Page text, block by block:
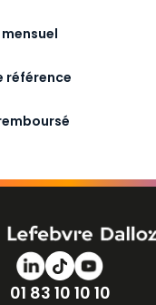
référence
Numéro de téléphone
01 83 10 10 10